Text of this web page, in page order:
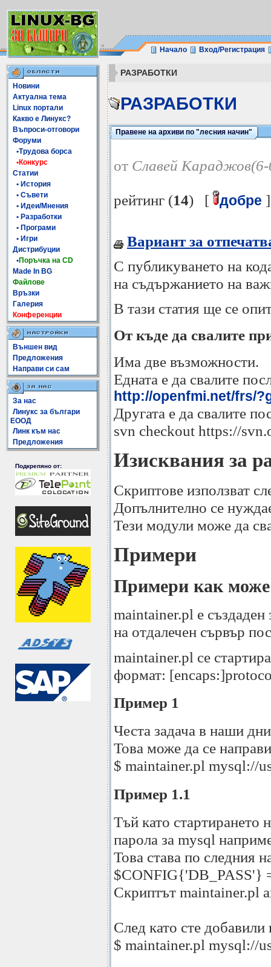
Начало Вход/Регистрация
Новини
Актуална тема
Linux портали
Какво е Линукс?
Въпроси-отговори
Форуми
•Трудова борса
•Конкурс
Статии
• История
• Съвети
• Идеи/Мнения
• Разработки
• Програми
• Игри
Дистрибуции
•Поръчка на CD
Made In BG
Файлове
Връзки
Галерия
Конференции
Външен вид
Предложения
Направи си сам
За нас
Линукс за българи
ЕООД
Линк към нас
Предложения
Подкрепяно от:
РАЗРАБОТКИ
РАЗРАБОТКИ
Правене на архиви по "лесния начин"
от Славей
рейтинг (14) [ добре
Вариант за
С публикуването на
на съдържанието на
В тази статия ще се
От къде да свалите
Има две възможности.
Едната е да свалите
http://openfmi.net/frs/
Другата е да свалите
svn checkout https://
Изисквания за
Скриптове използват
Допълнително се
Тези модули може да
Примери
Примери как може
maintainer.pl е създаден
на отдалечен сървър
maintainer.pl се
формат:
Пример 1
Честа задача в наши
Това може да се
$ maintainer.pl mysql://
Пример 1.1
Тъй като стартирането
парола за mysql
Това става по следния
$CONFIG{'DB_PASS'} =
Скриптът maintainer.pl
След като сте
$ maintainer.pl mysql://